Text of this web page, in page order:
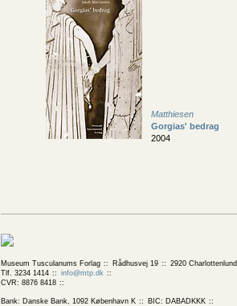
Matthiesen
Gorgias' bedrag
2004
Museum Tusculanums Forlag Rådhusvej 19
2920 Charlottenlund
Tlf. 3234 1414
info@mtp.dk
CVR: 8876 8418
Bank: Danske Bank, 1092 København K
BIC: DABADKKK